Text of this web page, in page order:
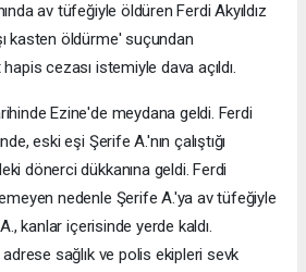
av tüfeğiyle öldüren Ferdi Akyıldız
kasten öldürme' suçundan
hapis cezası istemiyle dava açıldı.
Ezine'de meydana geldi. Ferdi
eski eşi Şerife A.'nın çalıştığı
dönerci dükkanına geldi. Ferdi
nedenle Şerife A.'ya av tüfeğiyle
kanlar içerisinde yerde kaldı.
sağlık ve polis ekipleri sevk